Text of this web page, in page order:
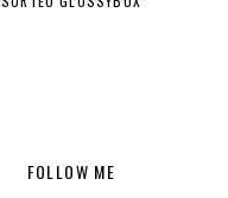
FOLLOW ME